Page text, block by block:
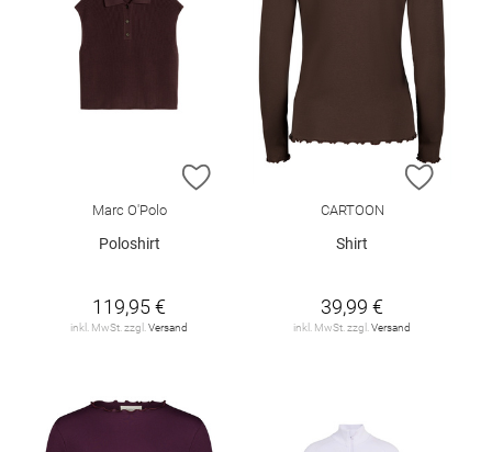
ZUR WUNSCHLISTE HINZUFÜGEN
Marc O'Polo
Poloshirt
119,95 €
inkl. MwSt. zzgl. Versand
ZUR
CARTOON
Shirt
39,99 €
inkl. MwSt. zzgl. Versand